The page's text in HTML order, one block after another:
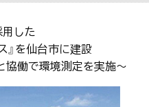
用した
』を仙台市に建設
協働で環境測定を実施～